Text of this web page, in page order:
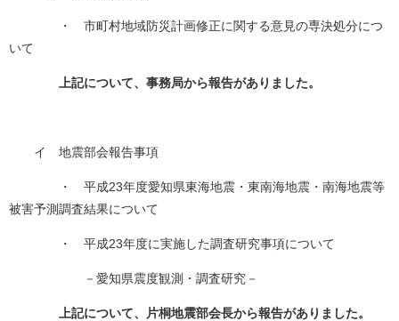
・ 市町村地域防災計画修正に関する意見の専決処分につ
いて
上記について、事務局から報告がありました。
イ 地震部会報告事項
・ 平成23年度愛知県東海地震・東南海地震・南海地震等
被害予測調査結果について
・ 平成23年度に実施した調査研究事項について
－愛知県震度観測・調査研究－
上記について、片桐地震部会長から報告がありました。